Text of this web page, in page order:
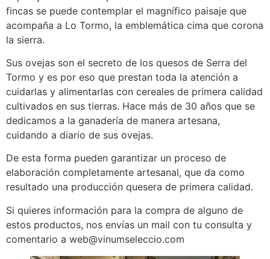
fincas se puede contemplar el magnífico paisaje que
acompaña a Lo Tormo, la emblemática cima que corona
la sierra.
Sus ovejas son el secreto de los quesos de Serra del
Tormo y es por eso que prestan toda la atención a
cuidarlas y alimentarlas con cereales de primera calidad
cultivados en sus tierras. Hace más de 30 años que se
dedicamos a la ganadería de manera artesana,
cuidando a diario de sus ovejas.
De esta forma pueden garantizar un proceso de
elaboración completamente artesanal, que da como
resultado una producción quesera de primera calidad.
Si quieres información para la compra de alguno de
estos productos, nos envías un mail con tu consulta y
comentario a web@vinumseleccio.com